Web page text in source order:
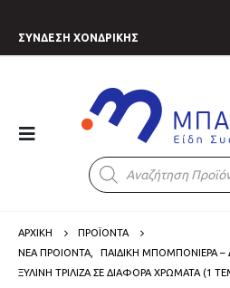
ΣΥΝΔΕΣΗ ΧΟΝΔΡΙΚΗΣ
Products
search
ΑΡΧΙΚΗ
ΠΡΟΪΟΝΤΑ
ΝΕΑ ΠΡΟΙΟΝΤΑ
ΠΑΙΔΙΚΗ ΜΠΟΜΠΟΝΙΕΡΑ –
ΞΎΛΙΝΗ ΤΡΊΛΙΖΑ ΣΕ ΔΙΆΦΟΡΑ ΧΡΏΜΑΤΑ (1